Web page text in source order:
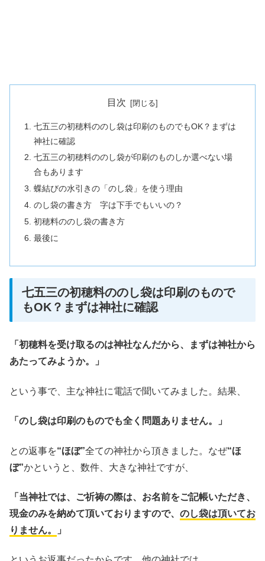
目次
七五三の初穂料ののし袋は印刷のものでもOK？まずは
神社に確認
七五三の初穂料ののし袋が印刷のものしか選べない場
合もあります
蝶結びの水引きの「のし袋」を使う理由
のし袋の書き方 字は下手でもいいの？
初穂料ののし袋の書き方
最後に
七五三の初穂料ののし袋は印刷のもので
もOK？まずは神社に確認
「初穂料を受け取るのは神社なんだから、まずは神社から
あたってみようか。」
という事で、主な神社に電話で聞いてみました。結果、
「のし袋は印刷のものでも全く問題ありません。」
との返事を“ほぼ”全ての神社から頂きました。なぜ“ほ
ぼ”かというと、数件、大きな神社ですが、
「当神社では、ご祈祷の際は、お名前をご記帳いただき、
現金のみを納めて頂いておりますので、 のし袋は頂いてお
りません。
」